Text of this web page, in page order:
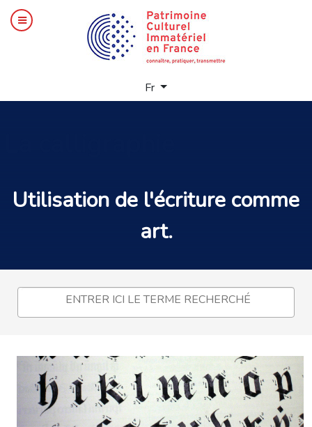
Fr
Utilisation de l'écriture comme
art.